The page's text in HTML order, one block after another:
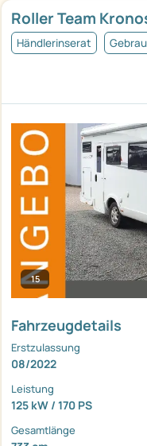
Roller Team
Händlerinserat
15
Fahrzeugdetails
Erstzulassung
08/2022
Leistung
125 kW / 170 PS
Gesamtlänge